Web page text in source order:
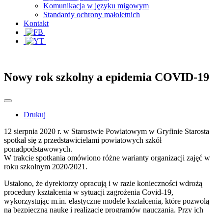
Komunikacja w języku migowym
Standardy ochrony małoletnich
Kontakt
Nowy rok szkolny a epidemia COVID-19
Drukuj
12 sierpnia 2020 r. w Starostwie Powiatowym w Gryfinie Starosta
spotkał się z przedstawicielami powiatowych szkół
ponadpodstawowych.
W trakcie spotkania omówiono różne warianty organizacji zajęć w
roku szkolnym 2020/2021.
Ustalono, że dyrektorzy opracują i w razie konieczności wdrożą
procedury kształcenia w sytuacji zagrożenia Covid-19,
wykorzystując m.in. elastyczne modele kształcenia, które pozwolą
na bezpieczną naukę i realizację programów nauczania. Przy ich